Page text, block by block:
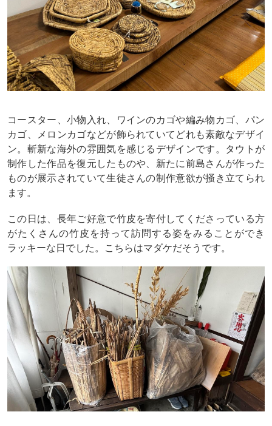
コースター、小物入れ、ワインのカゴや編み物カゴ、パン
カゴ、メロンカゴなどが飾られていてどれも素敵なデザイ
ン。斬新な海外の雰囲気を感じるデザインです。タウトが
制作した作品を復元したものや、新たに前島さんが作った
ものが展示されていて生徒さんの制作意欲が掻き立てられ
ます。
この日は、長年ご好意で竹皮を寄付してくださっている方
がたくさんの竹皮を持って訪問する姿をみることができ
ラッキーな日でした。こちらはマダケだそうです。